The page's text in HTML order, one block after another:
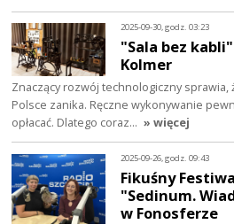
2025-09-30, godz. 03:23
"Sala bez
Kolmer
Znaczący rozwój technologiczny
Polsce zanika. Ręczne wykonywanie
opłacać. Dlatego coraz… » więcej
2025-09-26, godz. 09:43
Fikuśny
"Sedinum.
w Fonosferze